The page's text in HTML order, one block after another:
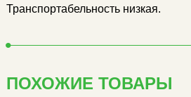
Транспортабельность низкая.
ПОХОЖИЕ ТОВАРЫ